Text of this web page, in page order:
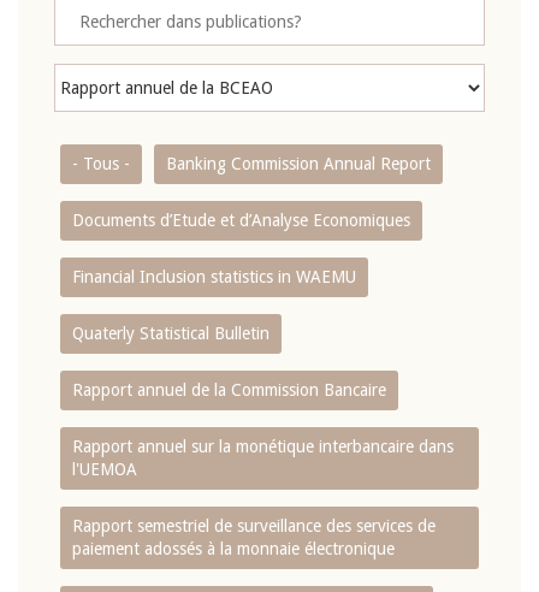
- Tous - Banking Commission Annual Report
Documents d’Etude et d’Analyse Economiques
Financial Inclusion statistics in WAEMU
Quaterly Statistical Bulletin
Rapport annuel de la Commission Bancaire
Rapport annuel sur la monétique interbancaire dans
l'UEMOA
Rapport semestriel de surveillance des services de
paiement adossés à la monnaie électronique